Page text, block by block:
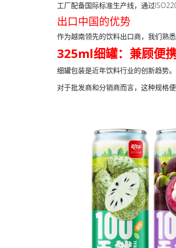
工厂配备国际标准生产线，通过
出口中国的优势
作为越南领先的饮料出口商，我们熟
325ml细罐：兼顾便
细罐包装是近年饮料行业的创新趋势
对于批发商和分销商而言，这种规格